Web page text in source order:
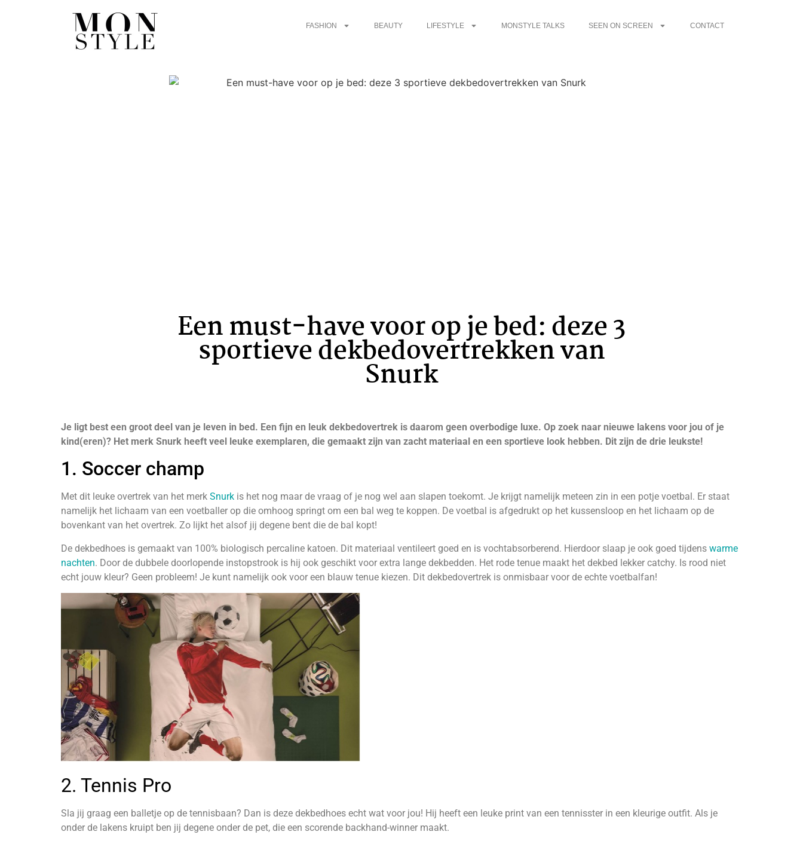
FASHION BEAUTY LIFESTYLE MONSTYLE TALKS SEEN ON SCREEN CONTACT
Een must-have voor op je bed: deze 3
sportieve dekbedovertrekken van
Snurk
Je ligt best een groot deel van je leven in bed. Een fijn en leuk dekbedovertrek is daarom geen overbodige luxe. Op zoek naar nieuwe lakens voor jou of je
kind(eren)? Het merk Snurk heeft veel leuke exemplaren, die gemaakt zijn van zacht materiaal en een sportieve look hebben. Dit zijn de drie leukste!
1. Soccer champ
Met dit leuke overtrek van het merk Snurk is het nog maar de vraag of je nog wel aan slapen toekomt. Je krijgt namelijk meteen zin in een potje voetbal. Er staat
namelijk het lichaam van een voetballer op die omhoog springt om een bal weg te koppen. De voetbal is afgedrukt op het kussensloop en het lichaam op de
bovenkant van het overtrek. Zo lijkt het alsof jij degene bent die de bal kopt!
De dekbedhoes is gemaakt van 100% biologisch percaline katoen. Dit materiaal ventileert goed en is vochtabsorberend. Hierdoor slaap je ook goed tijdens warme
nachten. Door de dubbele doorlopende instopstrook is hij ook geschikt voor extra lange dekbedden. Het rode tenue maakt het dekbed lekker catchy. Is rood niet
echt jouw kleur? Geen probleem! Je kunt namelijk ook voor een blauw tenue kiezen. Dit dekbedovertrek is onmisbaar voor de echte voetbalfan!
2. Tennis Pro
Sla jij graag een balletje op de tennisbaan? Dan is deze dekbedhoes echt wat voor jou! Hij heeft een leuke print van een tennisster in een kleurige outfit. Als je
onder de lakens kruipt ben jij degene onder de pet, die een scorende backhand-winner maakt.